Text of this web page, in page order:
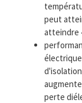
peut
atteindre
perte